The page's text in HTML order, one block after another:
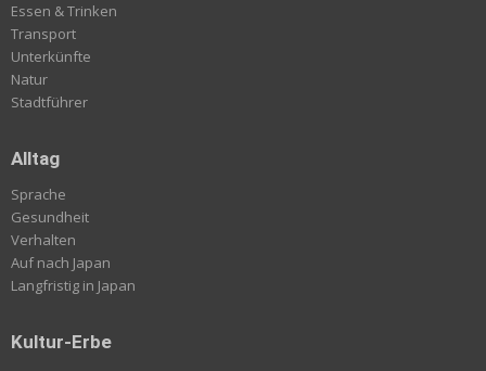
Essen & Trinken
Transport
Unterkünfte
Natur
Stadtführer
Alltag
Sprache
Gesundheit
Verhalten
Auf nach Japan
Langfristig in Japan
Kultur-Erbe